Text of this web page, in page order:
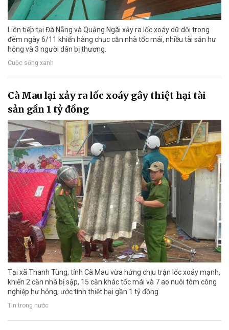
Liên tiếp tại Đà Nẵng và Quảng Ngãi xảy ra lốc xoáy dữ dội trong
đêm ngày 6/11 khiến hàng chục căn nhà tốc mái, nhiều tài sản hư
hỏng và 3 người dân bị thương.
Cuộc sống xanh
Cà Mau lại xảy ra lốc xoáy gây thiệt hại tài
sản gần 1 tỷ đồng
Tại xã Thanh Tùng, tỉnh Cà Mau vừa hứng chịu trận lốc xoáy mạnh,
khiến 2 căn nhà bị sập, 15 căn khác tốc mái và 7 ao nuôi tôm công
nghiệp hư hỏng, ước tính thiệt hại gần 1 tỷ đồng.
Tin trong nước